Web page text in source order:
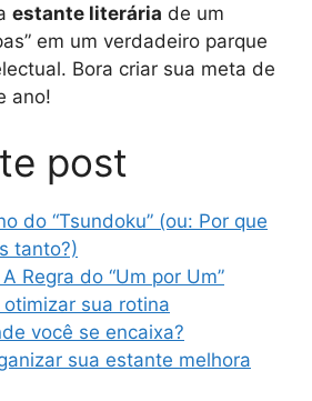
estante literária de um
em um verdadeiro parque
Bora criar sua meta de
ano!
post
do “Tsundoku” (ou: Por que
tanto?)
Regra do “Um por Um”
otimizar sua rotina
você se encaixa?
sua estante melhora